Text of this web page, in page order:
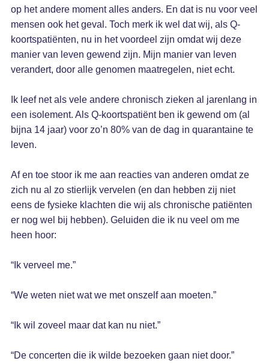
op het andere moment alles anders. En dat is nu voor veel
mensen ook het geval. Toch merk ik wel dat wij, als Q-
koortspatiënten, nu in het voordeel zijn omdat wij deze
manier van leven gewend zijn. Mijn manier van leven
verandert, door alle genomen maatregelen, niet echt.
Ik leef net als vele andere chronisch zieken al jarenlang in
een isolement. Als Q-koortspatiënt ben ik gewend om (al
bijna 14 jaar) voor zo’n 80% van de dag in quarantaine te
leven.
Af en toe stoor ik me aan reacties van anderen omdat ze
zich nu al zo stierlijk vervelen (en dan hebben zij niet
eens de fysieke klachten die wij als chronische patiënten
er nog wel bij hebben). Geluiden die ik nu veel om me
heen hoor:
“Ik verveel me.”
“We weten niet wat we met onszelf aan moeten.”
“Ik wil zoveel maar dat kan nu niet.”
“De concerten die ik wilde bezoeken gaan niet door.”